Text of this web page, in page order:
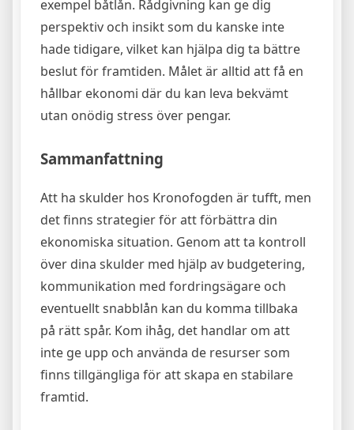
exempel båtlån. Rådgivning kan ge dig
perspektiv och insikt som du kanske inte
hade tidigare, vilket kan hjälpa dig ta bättre
beslut för framtiden. Målet är alltid att få en
hållbar ekonomi där du kan leva bekvämt
utan onödig stress över pengar.
Sammanfattning
Att ha skulder hos Kronofogden är tufft, men
det finns strategier för att förbättra din
ekonomiska situation. Genom att ta kontroll
över dina skulder med hjälp av budgetering,
kommunikation med fordringsägare och
eventuellt snabblån kan du komma tillbaka
på rätt spår. Kom ihåg, det handlar om att
inte ge upp och använda de resurser som
finns tillgängliga för att skapa en stabilare
framtid.